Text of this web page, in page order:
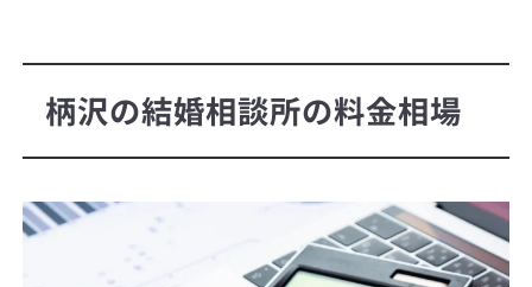
柄沢の結婚相談所の料金相場